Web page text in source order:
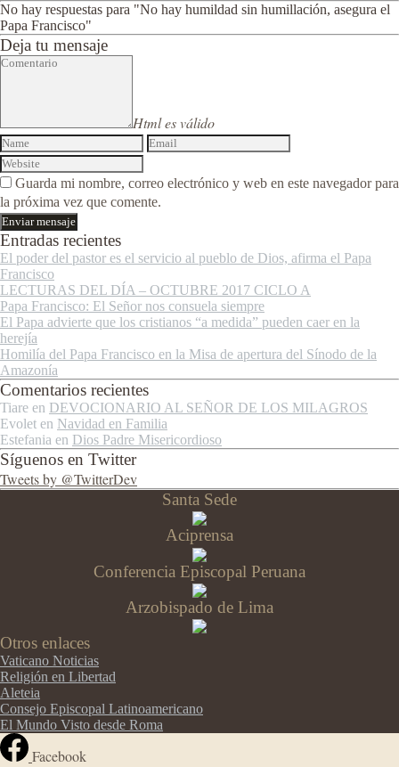
No hay respuestas para "No hay humildad sin humillación, asegura el
Papa Francisco"
Deja tu mensaje
Html es válido
Guarda mi nombre, correo electrónico y web en este navegador para
la próxima vez que comente.
Entradas recientes
El poder del pastor es el servicio al pueblo de Dios, afirma el Papa
Francisco
LECTURAS DEL DÍA – OCTUBRE 2017 CICLO A
Papa Francisco: El Señor nos consuela siempre
El Papa advierte que los cristianos “a medida” pueden caer en la
herejía
Homilía del Papa Francisco en la Misa de apertura del Sínodo de la
Amazonía
Comentarios recientes
Tiare en DEVOCIONARIO AL SEÑOR DE LOS MILAGROS
Evolet en Navidad en Familia
Estefania en Dios Padre Misericordioso
Síguenos en Twitter
Tweets by @TwitterDev
Santa Sede
Aciprensa
Conferencia Episcopal Peruana
Arzobispado de Lima
Otros enlaces
Vaticano Noticias
Religión en Libertad
Aleteia
Consejo Episcopal Latinoamericano
El Mundo Visto desde Roma
Facebook